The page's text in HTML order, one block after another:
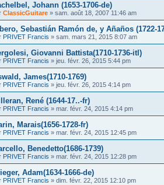
Johann (1653-1706-de)
ClassicGuitare » sam. août 18, 2007 11:46 am
Sebastián Ramón de, y Añaños (1722-
PRIVET Francis » sam. mars 21, 2015 8:07 am
Giovanni Battista(1710-1736-itl)
PRIVET Francis » jeu. févr. 26, 2015 5:44 pm
James(1710-1769)
PRIVET Francis » jeu. févr. 26, 2015 4:14 pm
René (1644-17..-fr)
PRIVET Francis » mar. févr. 24, 2015 4:14 pm
Marais(1656-1728-fr)
PRIVET Francis » mar. févr. 24, 2015 12:45 pm
Benedetto(1686-1739)
PRIVET Francis » mar. févr. 24, 2015 12:28 pm
Adam(1634-1666-de)
PRIVET Francis » dim. févr. 22, 2015 12:10 pm